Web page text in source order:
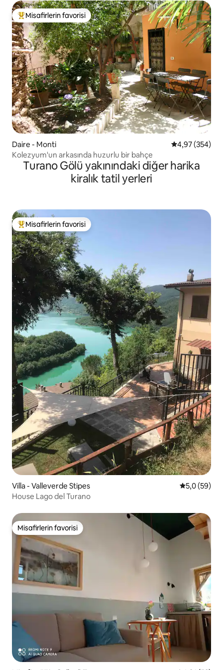
Misafirlerin favorilerinden en beğenilenler arasında
Misafirlerin favorisi
Daire - Monti 5 üzerinden
4,97 (354)
Kolezyum'un arkasında huzurlu bir bahçe
Turano Gölü yakınındaki diğer harika
kiralık tatil yerleri
Misafirlerin favorilerinden en beğenilenler arasında
Misafirlerin favorisi
Villa - Valleverde Stipes 5 üzerinden
5,0 (59)
House Lago del Turano
Misafirlerin favorisi
Misafirlerin favorisi